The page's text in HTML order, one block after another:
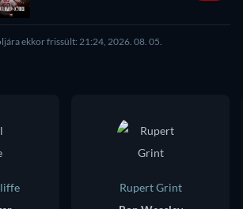
ekkor frissült: 21:24, 2026. 08. 05.
Rupert Grint